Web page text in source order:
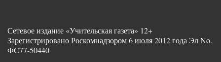
Сетевое издание «Учительская газета» 12+
Зарегистрировано Роскомнадзором 6 июля 2012 года Эл No.
ФС77-50440